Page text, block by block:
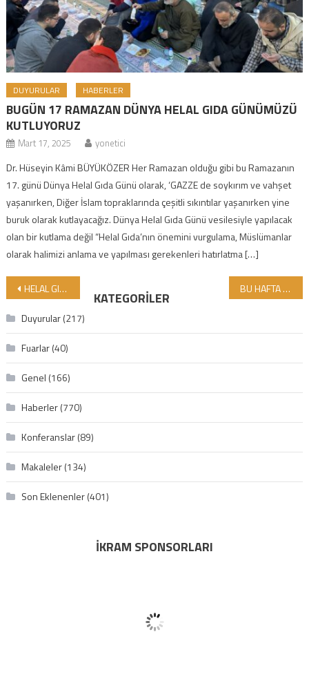
DUYURULAR HABERLER
BUGÜN 17 RAMAZAN DÜNYA HELAL GIDA GÜNÜMÜZÜ
KUTLUYORUZ
Mart 17, 2025 yonetici
Dr. Hüseyin Kâmi BÜYÜKÖZER Her Ramazan olduğu gibi bu Ramazanın
17. günü Dünya Helal Gıda Günü olarak, ‘GAZZE de soykırım ve vahşet
yaşanırken, Diğer İslam topraklarında çeşitli sıkıntılar yaşanırken yine
buruk olarak kutlayacağız. Dünya Helal Gıda Günü vesilesiyle yapılacak
olan bir kutlama değil “Helal Gıda’nın önemini vurgulama, Müslümanlar
olarak halimizi anlama ve yapılması gerekenleri hatırlatma […]
Yazı gezinmesi
HELAL GIDA BİLİNCİNİN ÖNCÜSÜ GİMDES 7 EYLÜL’DE ÇORUM’DA BU HAFTA SON FIRSAT! DARU’L HELAL MEDRESESİ SON KAYITLARINI ALIYOR
KATEGORILER
Duyurular(217)
Fuarlar(40)
Genel (166)
Haberler(770)
Konferanslar(89)
Makaleler(134)
Son Eklenenler(401)
İKRAM SPONSORLARI